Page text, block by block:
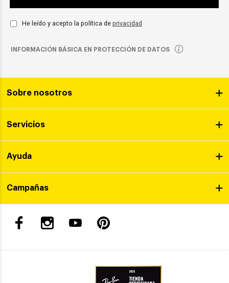
He leído y acepto la política deprivacidad
INFORMACIÓN BÁSICA EN PROTECCIÓN DE DATOS
Sobre nosotros
Servicios
Ayuda
Campañas